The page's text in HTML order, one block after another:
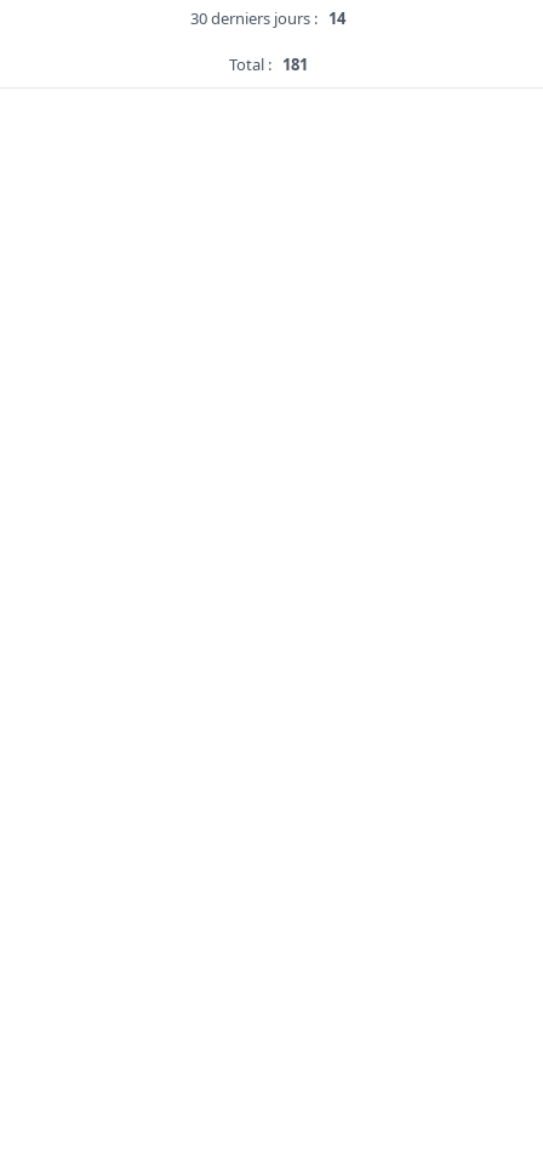
30 derniers jours : 14
Total : 181